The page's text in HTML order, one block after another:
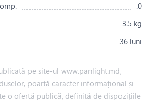
.0
3.5 kg
36 luni
pe site-ul www.panlight.md,
poartă caracter informațional și
o ofertă publică, definită de dispozițiile